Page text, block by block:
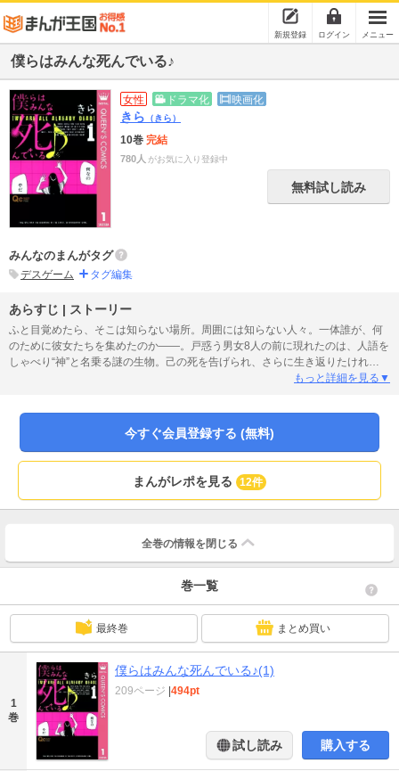
新規登録 ログイン メニュー
僕らはみんな死んでいる♪
女性 ドラマ化 映画化
きら （きら）
10巻 完結
780人 がお気に入り登録中
無料試し読み
みんなのまんがタグ
デスゲーム タグ編集
あらすじ | ストーリー
ふと目覚めたら、そこは知らない場所。周囲には知らない人々。一体誰が、何
のために彼女たちを集めたのか――。戸惑う男女8人の前に現れたのは、人語を
しゃべり“神”と名乗る謎の生物。己の死を告げられ、さらに生き返りたけれ
もっと詳細を見る▼
今すぐ会員登録する (無料)
まんがレポを見る 12件
全巻の情報を 閉じる
巻一覧
最終巻 まとめ買い
1
巻
僕らはみんな死んでいる♪(1)
209ページ 494pt
試し読み 購入する